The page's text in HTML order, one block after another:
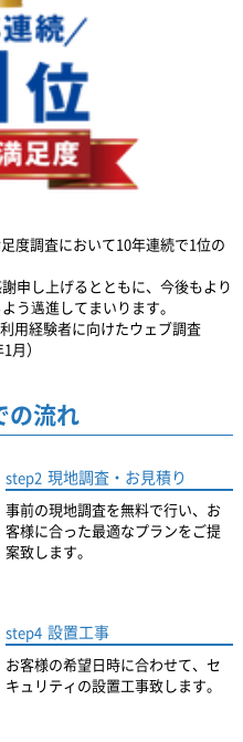
度調査において10年連続で1位の
申し上げるとともに、 今後もより
う邁進してまいります。
用経験者に向けたウェブ調査
月）
の流れ
step2 現地調査・お見積り
事前の現地調査を無料で行い、お
客様に合った最適なプランをご提
案致します。
step4 設置工事
お客様の希望日時に合わせて、セ
キュリティの設置工事致します。